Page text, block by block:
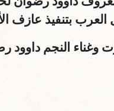
بتنفيذ عازف
وغناء النجم داوود